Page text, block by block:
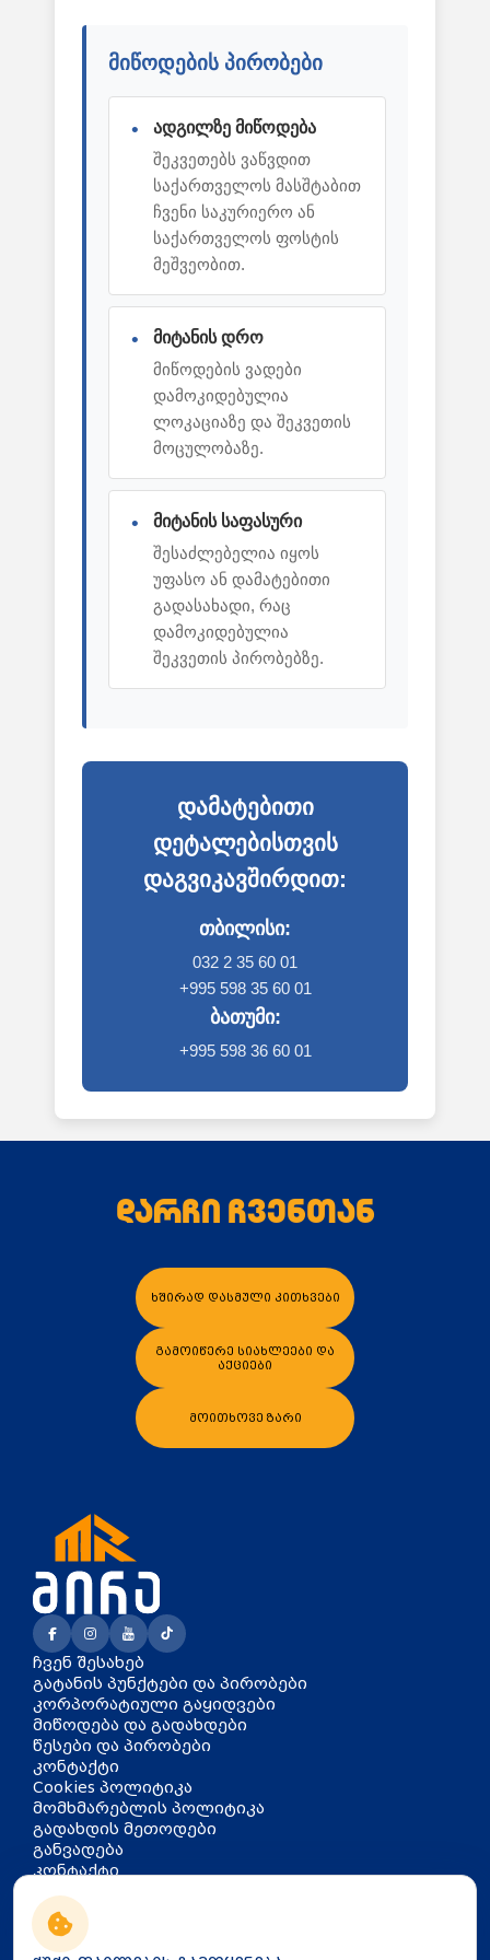
მიწოდების პირობები
ადგილზე მიწოდება
შეკვეთებს ვაწვდით
საქართველოს მასშტაბით
ჩვენი საკურიერო ან
საქართველოს ფოსტის
მეშვეობით.
მიტანის დრო
მიწოდების ვადები
დამოკიდებულია
ლოკაციაზე და შეკვეთის
მოცულობაზე.
მიტანის საფასური
შესაძლებელია იყოს
უფასო ან დამატებითი
გადასახადი, რაც
დამოკიდებულია
შეკვეთის პირობებზე.
დამატებითი
დეტალებისთვის
დაგვიკავშირდით:
თბილისი:
032 2 35 60 01
+995 598 35 60 01
ბათუმი:
+995 598 36 60 01
დარჩი ჩვენთან
ხშირად დასმული კითხვები
გამოიწერე სიახლეები და
აქციები
მოითხოვე ზარი
კონტაქტი
თბილისი, აკაკი წერეთლის
გამზირი 126
info@mira.ge
ჩვენ შესახებ
გატანის პუნქტები და პირობები
კორპორატიული გაყიდვები
მიწოდება და გადახდები
წესები და პირობები
კონტაქტი
Cookies პოლიტიკა
მომხმარებლის პოლიტიკა
გადახდის მეთოდები
განვადება